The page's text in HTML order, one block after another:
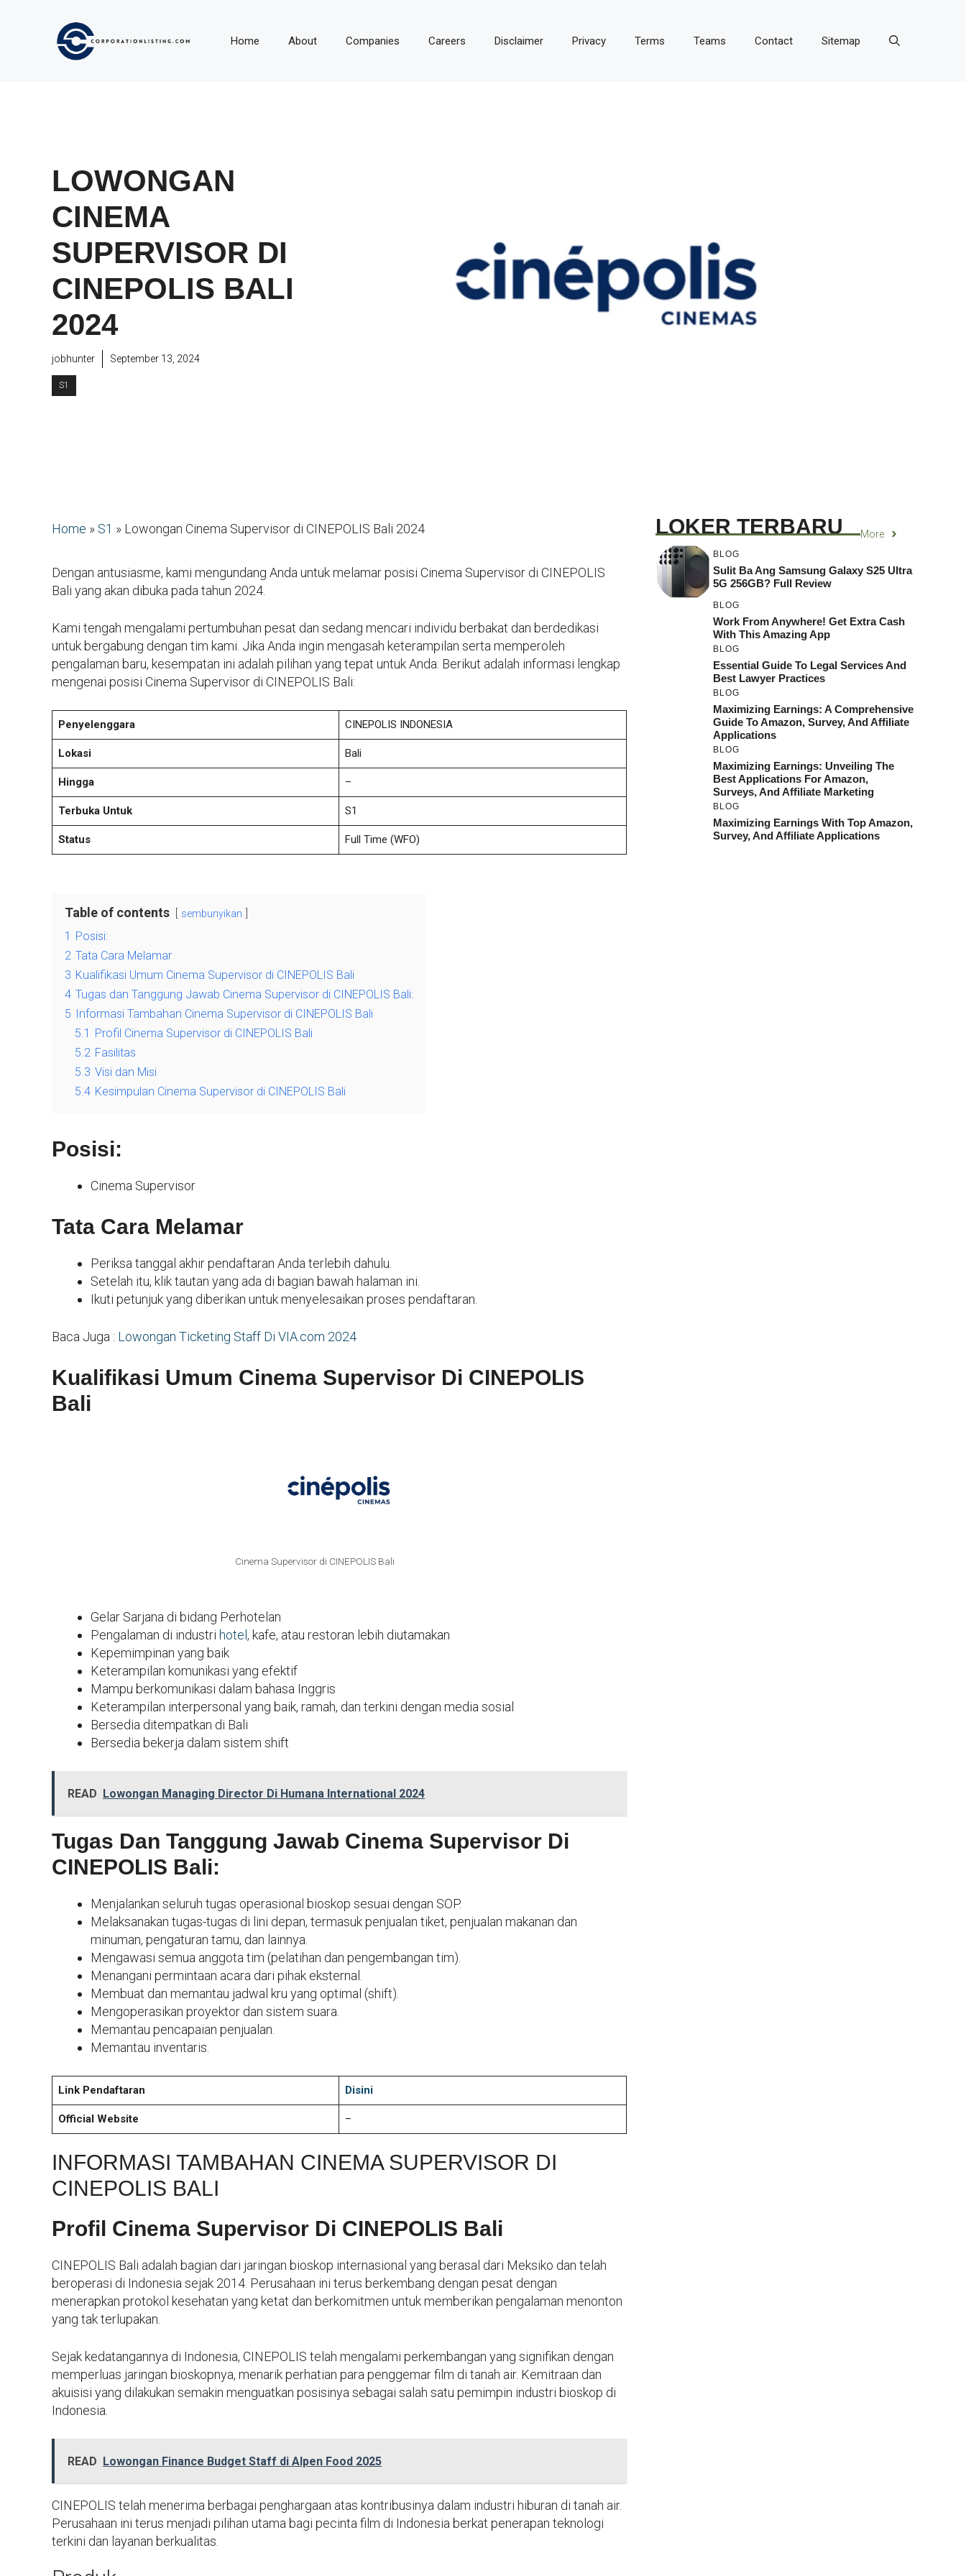
Home About Companies Careers Disclaimer Privacy Terms Teams Contact Sitemap
LOWONGAN
CINEMA
SUPERVISOR DI
CINEPOLIS BALI
2024
jobhunter September 13, 2024
S1
Home » S1 » Lowongan Cinema Supervisor di CINEPOLIS Bali 2024
Dengan antusiasme, kami mengundang Anda untuk melamar posisi Cinema Supervisor di CINEPOLIS
Bali yang akan dibuka pada tahun 2024.
Kami tengah mengalami pertumbuhan pesat dan sedang mencari individu berbakat dan berdedikasi
untuk bergabung dengan tim kami. Jika Anda ingin mengasah keterampilan serta memperoleh
pengalaman baru, kesempatan ini adalah pilihan yang tepat untuk Anda. Berikut adalah informasi lengkap
mengenai posisi Cinema Supervisor di CINEPOLIS Bali:
Penyelenggara CINEPOLIS INDONESIA
Lokasi Bali
Hingga –
Terbuka Untuk S1
Status Full Time (WFO)
Table of contents sembunyikan
1
Posisi:
2 Tata Cara Melamar
3 Kualifikasi Umum Cinema Supervisor di CINEPOLIS Bali
4 Tugas dan Tanggung Jawab Cinema Supervisor di CINEPOLIS Bali:
5
Informasi Tambahan Cinema Supervisor di CINEPOLIS Bali
5.1
Profil Cinema Supervisor di CINEPOLIS Bali
5.2 Fasilitas
5.3 Visi dan Misi
5.4 Kesimpulan Cinema Supervisor di CINEPOLIS Bali
Posisi:
Cinema Supervisor
Tata Cara Melamar
Periksa tanggal akhir pendaftaran Anda terlebih dahulu.
Setelah itu, klik tautan yang ada di bagian bawah halaman ini.
Ikuti petunjuk yang diberikan untuk menyelesaikan proses pendaftaran.
Baca Juga : Lowongan Ticketing Staff Di VIA.com 2024
Kualifikasi Umum Cinema Supervisor Di CINEPOLIS
Bali
Cinema Supervisor di CINEPOLIS Bali
Gelar Sarjana di bidang Perhotelan
Pengalaman di industri hotel, kafe, atau restoran lebih diutamakan
Kepemimpinan yang baik
Keterampilan komunikasi yang efektif
Mampu berkomunikasi dalam bahasa Inggris
Keterampilan interpersonal yang baik, ramah, dan terkini dengan media sosial
Bersedia ditempatkan di Bali
Bersedia bekerja dalam sistem shift
READ Lowongan Managing Director Di Humana International 2024
Tugas Dan Tanggung Jawab Cinema Supervisor Di
CINEPOLIS Bali:
Menjalankan seluruh tugas operasional bioskop sesuai dengan SOP.
Melaksanakan tugas-tugas di lini depan, termasuk penjualan tiket, penjualan makanan dan
minuman, pengaturan tamu, dan lainnya.
Mengawasi semua anggota tim (pelatihan dan pengembangan tim).
Menangani permintaan acara dari pihak eksternal.
Membuat dan memantau jadwal kru yang optimal (shift).
Mengoperasikan proyektor dan sistem suara.
Memantau pencapaian penjualan.
Memantau inventaris.
Link Pendaftaran Disini
Official Website –
INFORMASI TAMBAHAN CINEMA SUPERVISOR DI
CINEPOLIS BALI
Profil Cinema Supervisor Di CINEPOLIS Bali
CINEPOLIS Bali adalah bagian dari jaringan bioskop internasional yang berasal dari Meksiko dan telah
beroperasi di Indonesia sejak 2014. Perusahaan ini terus berkembang dengan pesat dengan
menerapkan protokol kesehatan yang ketat dan berkomitmen untuk memberikan pengalaman menonton
yang tak terlupakan.
Sejak kedatangannya di Indonesia, CINEPOLIS telah mengalami perkembangan yang signifikan dengan
memperluas jaringan bioskopnya, menarik perhatian para penggemar film di tanah air. Kemitraan dan
akuisisi yang dilakukan semakin menguatkan posisinya sebagai salah satu pemimpin industri bioskop di
Indonesia.
READ Lowongan Finance Budget Staff di Alpen Food 2025
CINEPOLIS telah menerima berbagai penghargaan atas kontribusinya dalam industri hiburan di tanah air.
Perusahaan ini terus menjadi pilihan utama bagi pecinta film di Indonesia berkat penerapan teknologi
terkini dan layanan berkualitas.
LOKER TERBARU More
BLOG
Sulit Ba Ang Samsung Galaxy S25 Ultra
5G 256GB? Full Review
BLOG
Work From Anywhere! Get Extra Cash
With This Amazing App
BLOG
Essential Guide To Legal Services And
Best Lawyer Practices
BLOG
Maximizing Earnings: A Comprehensive
Guide To Amazon, Survey, And Affiliate
Applications
BLOG
Maximizing Earnings: Unveiling The
Best Applications For Amazon,
Surveys, And Affiliate Marketing
BLOG
Maximizing Earnings With Top Amazon,
Survey, And Affiliate Applications